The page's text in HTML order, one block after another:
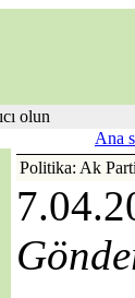
olun
Ana
Politika: Ak